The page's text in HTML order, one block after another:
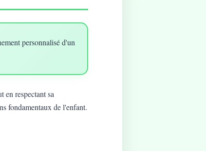
personnalisé d'un
en respectant sa
fondamentaux de l'enfant.